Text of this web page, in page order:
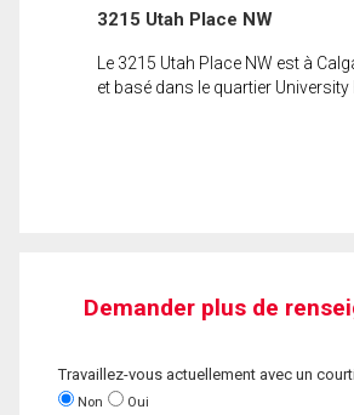
3215 Utah Place NW
Le 3215 Utah Place NW est à
et basé dans le quartier University
Demander plus de
Travaillez-vous actuellement avec un
Non Oui